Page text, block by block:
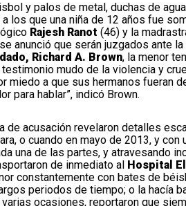
y palos de metal, duchas de
los que una niña de 12 años fue
Rajesh Ranot (46) y la
anunció que serán juzgados ante la
Richard A. Brown, la menor
mudo de la violencia y
miedo a que sus hermanos fueran
para hablar”, indicó Brown.
de acusación revelaron detalles
o cuando en mayo de 2013, y
una de las partes, y atravesando
de inmediato al Hospital
constantemente con bates de
periodos de tiempo; o la hacía
ocasiones, reportaron que